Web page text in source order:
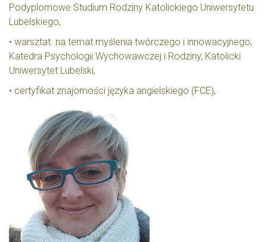
Podyplomowe Studium Rodziny Katolickiego Uniwersytetu
Lubelskiego,
• warsztat na temat myślenia twórczego i innowacyjnego,
Katedra Psychologii Wychowawczej i Rodziny, Katolicki
Uniwersytet Lubelski,
• certyfikat znajomości języka angielskiego (FCE),